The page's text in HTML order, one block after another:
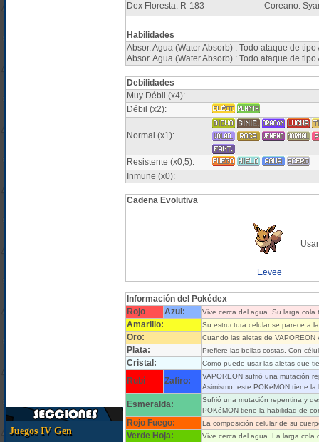
Juegos IV Gen
Dex Floresta: R-183
Coreano:
Habilidades
Absor. Agua (Water Absorb) : Todo ataque de
Absor. Agua (Water Absorb) : Todo ataque de
Debilidades
Muy Débil (x4):
Débil (x2):
Normal (x1):
Resistente (x0,5):
Inmune (x0):
Cadena Evolutiva
Eevee
Información del Pokédex
Rojo
Azul: Vive cerca del agua. Su larga
Amarillo: Su estructura celular se parece a
Oro: Cuando las aletas de VAPOREON
Plata: Prefiere las bellas costas. Con
Cristal: Como puede usar las aletas que
Rubí Zafiro:
VAPOREON sufrió una mutación
Asimismo, este POKéMON tiene
Esmeralda:
Sufrió una mutación repentina y
POKéMON tiene la habilidad de
Rojo Fuego: La composición celular de su
Verde Hoja: Vive cerca del agua. La larga cola